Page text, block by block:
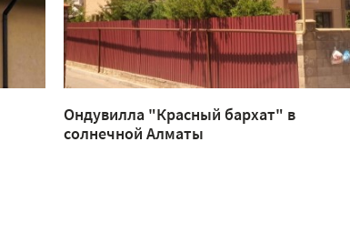
Ондувилла "Красный бархат" в
солнечной Алматы